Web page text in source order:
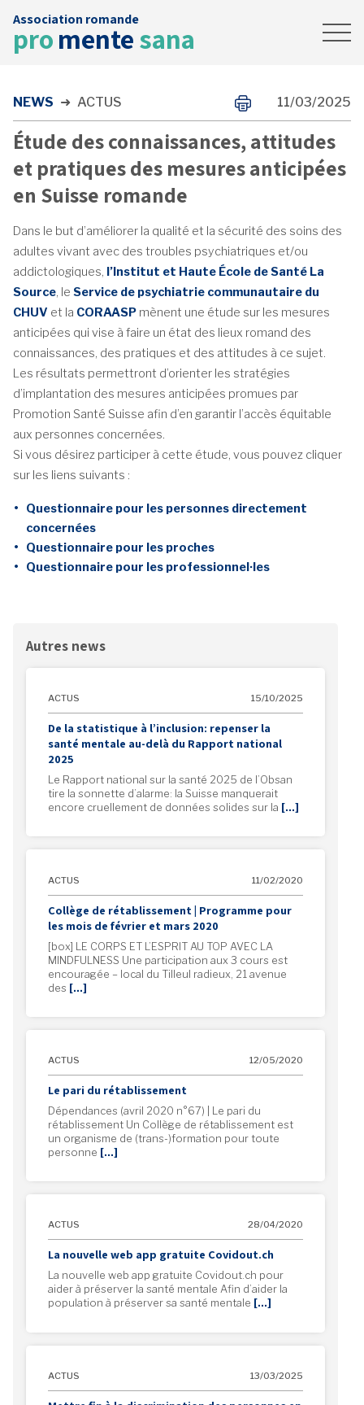
Association romande
promentesana
News
NEWS ➜ ACTUS 11/03/2025
Étude des connaissances, attitudes
et pratiques des mesures anticipées
en Suisse romande
Dans le but d’améliorer la qualité et la sécurité des soins des
adultes vivant avec des troubles psychiatriques et/ou
addictologiques, l’Institut et Haute École de Santé La
Source, le Service de psychiatrie communautaire du
CHUV et la CORAASP mènent une étude sur les mesures
anticipées qui vise à faire un état des lieux romand des
connaissances, des pratiques et des attitudes à ce sujet.
Les résultats permettront d’orienter les stratégies
d’implantation des mesures anticipées promues par
Promotion Santé Suisse afin d’en garantir l’accès équitable
aux personnes concernées.
Si vous désirez participer à cette étude, vous pouvez cliquer
sur les liens suivants :
Questionnaire pour les personnes directement
concernées
Questionnaire pour les proches
Questionnaire pour les professionnel·les
Autres news
ACTUS 15/10/2025
De la statistique à l’inclusion: repenser la
santé mentale au-delà du Rapport national
2025
Le Rapport national sur la santé 2025 de l’Obsan
tire la sonnette d’alarme: la Suisse manquerait
encore cruellement de données solides sur la […]
ACTUS 11/02/2020
Collège de rétablissement | Programme pour
les mois de février et mars 2020
[box] LE CORPS ET L’ESPRIT AU TOP AVEC LA
MINDFULNESS Une participation aux 3 cours est
encouragée – local du Tilleul radieux, 21 avenue
des […]
ACTUS 12/05/2020
Le pari du rétablissement
Dépendances (avril 2020 n°67) | Le pari du
rétablissement Un Collège de rétablissement est
un organisme de (trans-)formation pour toute
personne […]
ACTUS 28/04/2020
La nouvelle web app gratuite Covidout.ch
La nouvelle web app gratuite Covidout.ch pour
aider à préserver la santé mentale Afin d’aider la
population à préserver sa santé mentale […]
ACTUS 13/03/2025